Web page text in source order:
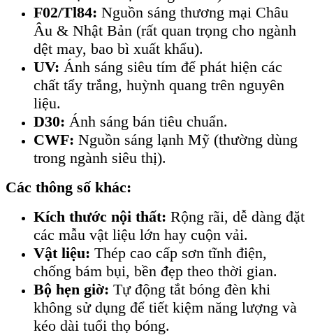
F02/Tl84: Nguồn sáng thương mại Châu
Âu & Nhật Bản (rất quan trọng cho ngành
dệt may, bao bì xuất khẩu).
UV: Ánh sáng siêu tím để phát hiện các
chất tẩy trắng, huỳnh quang trên nguyên
liệu.
D30: Ánh sáng bán tiêu chuẩn.
CWF: Nguồn sáng lạnh Mỹ (thường dùng
trong ngành siêu thị).
Các thông số khác:
Kích thước nội thất: Rộng rãi, dễ dàng đặt
các mẫu vật liệu lớn hay cuộn vải.
Vật liệu: Thép cao cấp sơn tĩnh điện,
chống bám bụi, bền đẹp theo thời gian.
Bộ hẹn giờ: Tự động tắt bóng đèn khi
không sử dụng để tiết kiệm năng lượng và
kéo dài tuổi thọ bóng.